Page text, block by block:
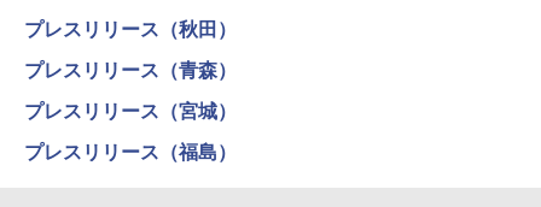
[キャンパーズコレクション 山善] 傘みたいに
広げるだけ パッとサッとテント ブラックコ
ーティング フルクローズ メッシュ 3-4人用
簡単設置 ポップアップテント エクルベージ
ュ(BC仕様) PATC-150B(EB)
￥2,980
ポインターライト 強力 小型 緑色/赤色/青紫色
USB充電式 高精度 超長距離照射 長時間使用
可能 安全ロック付き 高安全性 金属製耐久 コ
ンパクト多機能設計 持ち運び便利 アウトド
プレスリリース（秋田）
プレスリリース（青森）
プレスリリース（宮城）
プレスリリース（福島）